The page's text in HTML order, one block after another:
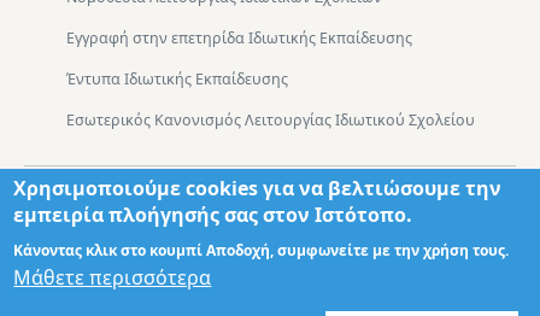
Εγγραφή στην επετηρίδα Ιδιωτικής Εκπαίδευσης
Έντυπα Ιδιωτικής Εκπαίδευσης
Εσωτερικός Κανονισμός Λειτουργίας Ιδιωτικού Σχολείου
Footer
Τμήματα Χάρτης Πρόσβασης
Σχεδιασμός: Θωμάς Διονύσης ΤΕ ΠΛΗΡ
Χρησιμοποιούμε cookies για να βελτιώσουμε την
εμπειρία πλοήγησής σας στον Ιστότοπο.
Κάνοντας κλικ στο κουμπί Αποδοχή, συμφωνείτε με την χρήση τους.
Μάθετε περισσότερα